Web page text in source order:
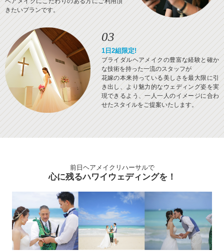
きたいプランです。
03
1日2組限定!
ブライダルヘアメイクの豊富な経験と確か
な技術を持った一流のスタッフが
花嫁の本来持っている美しさを最大限に引
き出し、より魅力的なウェディング姿を実
現できるよう、一人一人のイメージに合わ
せたスタイルをご提案いたします。
前日ヘアメイクリハーサルで
心に残るハワイウェディングを！